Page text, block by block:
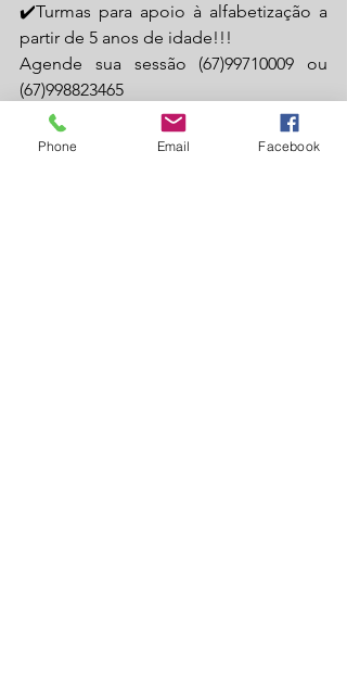
✔️Turmas para apoio à alfabetização a
partir de 5 anos de idade!!!
Agende sua sessão (67)99710009 ou
(67)998823465
Rua: Ezequiel de Souza Freire 646,
Phone Email Facebook